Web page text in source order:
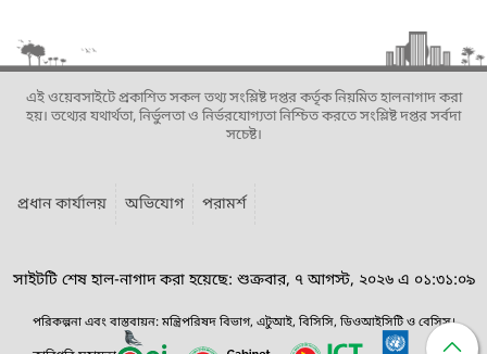
এই ওয়েবসাইটে প্রকাশিত সকল তথ্য সংশ্লিষ্ট দপ্তর কর্তৃক নিয়মিত হালনাগাদ করা
হয়। তথ্যের যথার্থতা, নির্ভুলতা ও নির্ভরযোগ্যতা নিশ্চিত করতে সংশ্লিষ্ট দপ্তর সর্বদা
সচেষ্ট।
প্রধান কার্যালয় অভিযোগ পরামর্শ
সাইটটি শেষ হাল-নাগাদ করা হয়েছে: শুক্রবার, ৭ আগস্ট, ২০২৬ এ ০১:৩১:০৯
পরিকল্পনা এবং বাস্তবায়ন: মন্ত্রিপরিষদ বিভাগ, এটুআই, বিসিসি, ডিওআইসিটি ও বেসিস।